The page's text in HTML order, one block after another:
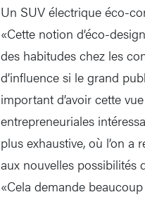
Un SUV électrique éco-
«Cette notion d’éco-
des habitudes chez les
d’influence si le grand
important d’avoir cette
entrepreneuriales
plus exhaustive, où l’on a
aux nouvelles possibilités
«Cela demande